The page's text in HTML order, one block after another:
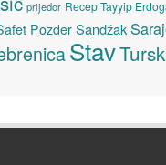
prijedor Recep Tayyip
Pozder Sandžak
Stav